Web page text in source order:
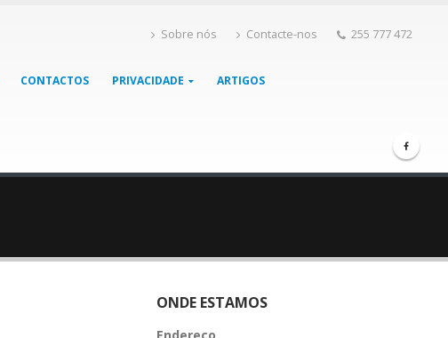
Sobre nós Contacte-nos 255 777 472
CONTACTOS PRIVACIDADE ARTIGOS
ONDE ESTAMOS